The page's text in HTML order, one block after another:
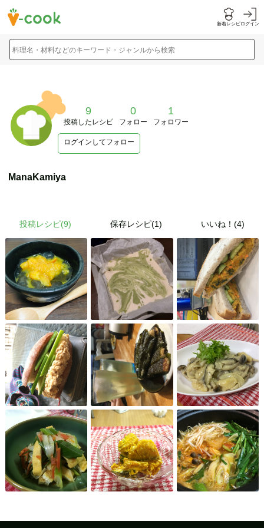
新着レシピログイン
料理名・材料などのキーワード・ジャンルから検索
9
投稿したレシピ
0
フォロー
1
フォロワー
ログインしてフォロー
ManaKamiya
投稿レシピ(9) 保存レシピ(1) いいね！(4)